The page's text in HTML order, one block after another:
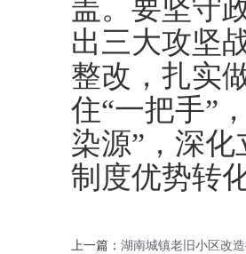
盖。要坚守
出三大攻坚
整改，扎实
住“一把手”
染源”，深
制度优势转
上一篇： 湖南城镇老旧小区改